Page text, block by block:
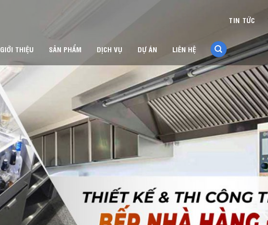
GIỚI THIỆU SẢN PHẨM DỊCH VỤ DỰ ÁN LIÊN HỆ
TIN TỨC